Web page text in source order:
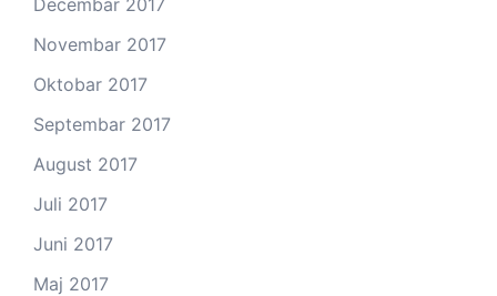
Decembar 2017
Novembar 2017
Oktobar 2017
Septembar 2017
August 2017
Juli 2017
Juni 2017
Maj 2017